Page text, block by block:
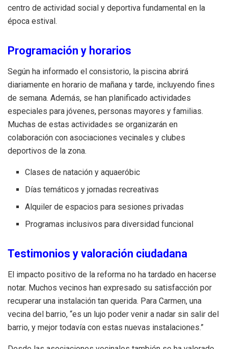
centro de actividad social y deportiva fundamental en la
época estival.
Programación y horarios
Según ha informado el consistorio, la piscina abrirá
diariamente en horario de mañana y tarde, incluyendo fines
de semana. Además, se han planificado actividades
especiales para jóvenes, personas mayores y familias.
Muchas de estas actividades se organizarán en
colaboración con asociaciones vecinales y clubes
deportivos de la zona.
Clases de natación y aquaeróbic
Días temáticos y jornadas recreativas
Alquiler de espacios para sesiones privadas
Programas inclusivos para diversidad funcional
Testimonios y valoración ciudadana
El impacto positivo de la reforma no ha tardado en hacerse
notar. Muchos vecinos han expresado su satisfacción por
recuperar una instalación tan querida. Para Carmen, una
vecina del barrio, “es un lujo poder venir a nadar sin salir del
barrio, y mejor todavía con estas nuevas instalaciones.”